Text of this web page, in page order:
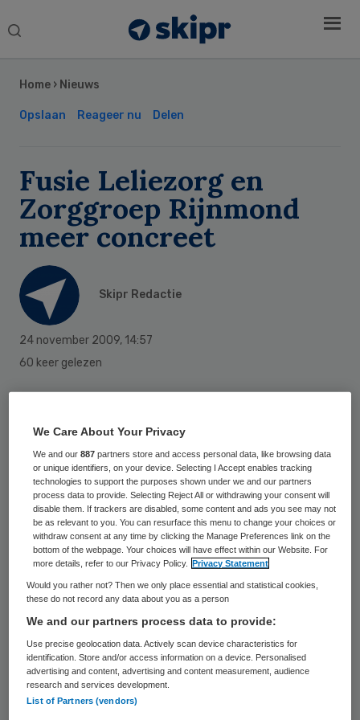
Search
Home › Nieuws
Opslaan Reageer nu Delen
Fusie Leliezorg en
Zorggroep Rijnmond
meer concreet
Skipr Redactie
24 november 2009, 14:57
60 keer gelezen
Rotterdam verwachten in januari een stap
te kunnen maken in hun fusieplannen. De
partijen hebben reeds melding gemaakt van
het voornemen tot fuseren bij de
Nederlandse Mededingingsautoriteit (NMa).
Vertrouwen in fusie
Leliezorg enZorggroep Rijnmondliggen op
schema wat betreft de plannen, stelt
Johan van der Ham, voorzitter van de raad
van bestuur van Leliezorg. De besturen van
Sidebar
We Care About Your Privacy
We and our887 partners store and access personal data, like browsing data
or unique identifiers, on your device. Selecting I Accept enables tracking
technologies to support the purposes shown under we and our partners
process data to provide. Selecting Reject All or withdrawing your consent will
disable them. If trackers are disabled, some content and ads you see may not
be as relevant to you. You can resurface this menu to change your choices or
withdraw consent at any time by clicking the Manage Preferences link on the
bottom of the webpage. Your choices will have effect within our Website. For
more details, refer to our Privacy Policy.
Privacy Statement
Would you rather not? Then we only place essential and statistical cookies,
these do not record any data about you as a person
We and our partners process data to provide:
Use precise geolocation data. Actively scan device characteristics for
identification. Store and/or access information on a device. Personalised
advertising and content, advertising and content measurement, audience
research and services development.
List of Partners (vendors)